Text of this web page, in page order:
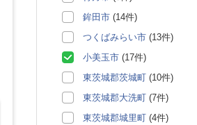
鉾田市 (14件)
つくばみらい市 (13件)
小美玉市 (17件)
東茨城郡茨城町 (10件)
東茨城郡大洗町 (7件)
東茨城郡城里町 (4件)